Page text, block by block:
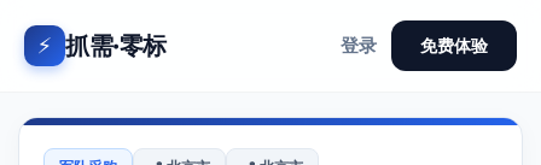
⚡ 抓需·零标 登录 免费体验